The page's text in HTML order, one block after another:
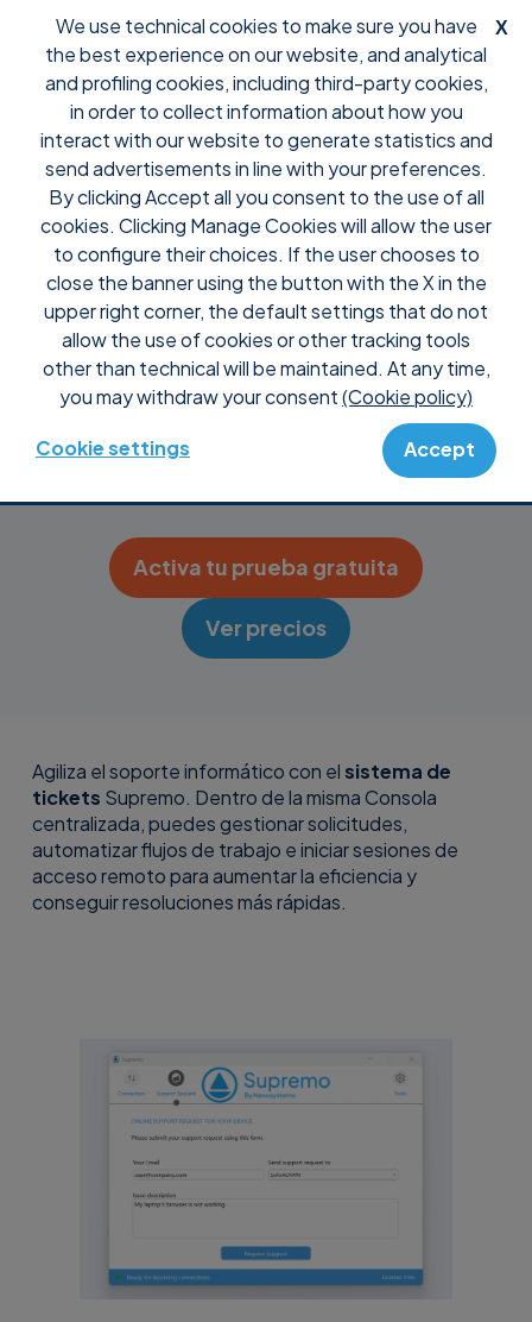
X
We use technical cookies to make sure you have
the best experience on our website, and analytical
and profiling cookies, including third-party cookies,
in order to collect information about how you
interact with our website to generate statistics and
send advertisements in line with your preferences.
By clicking Accept all you consent to the use of all
cookies. Clicking Manage Cookies will allow the user
to configure their choices. If the user chooses to
close the banner using the button with the X in the
upper right corner, the default settings that do not
allow the use of cookies or other tracking tools
other than technical will be maintained. At any time,
you may withdraw your consent(Cookie policy)
Cookie settings Accept
Software de Gestión
de Servicios de
Soporte y Helpdesk
Con Gestión de Tickets centralizada, Cola de
Soporte y funciones de Acceso Remoto integradas,
Supremo es la solución para el
Servicio de Soporte
dirigida a departamentos de TI y MSP que trabajan
con pequeñas y medianas empresas.
Activa tu prueba gratuita
Ver precios
Agiliza el soporte informático con elsistema de
tickets Supremo. Dentro de la misma Consola
centralizada, puedes gestionar solicitudes,
automatizar flujos de trabajo e iniciar sesiones de
acceso remoto para aumentar la eficiencia y
conseguir resoluciones más rápidas.